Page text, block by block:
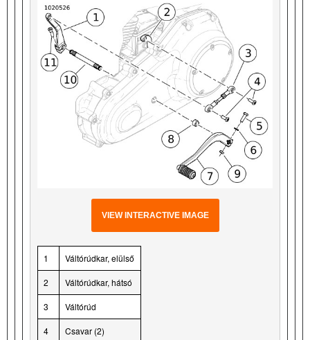
VIEW INTERACTIVE IMAGE
1 Váltórúdkar, elülső
2 Váltórúdkar, hátsó
3 Váltórúd
4 Csavar (2)